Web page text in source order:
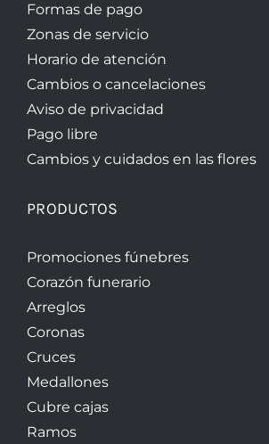
Formas de pago
Zonas de servicio
Horario de atención
Cambios o cancelaciones
Aviso de privacidad
Pago libre
Cambios y cuidados en las flores
PRODUCTOS
Promociones fúnebres
Corazón funerario
Arreglos
Coronas
Cruces
Medallones
Cubre cajas
Ramos